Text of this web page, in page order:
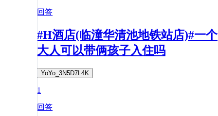
回答
#H酒店(临潼华清池地铁站店)#一个
大人可以带俩孩子入住吗
YoYo_3N5D7L4K
1
回答